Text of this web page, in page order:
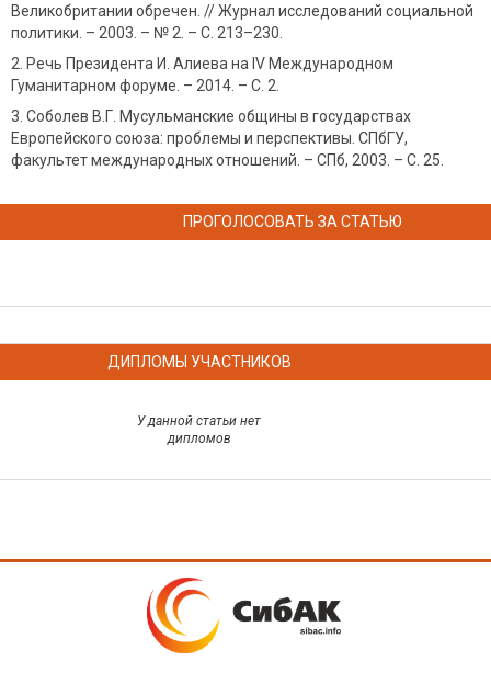
Великобритании обречен. // Журнал исследований социальной
политики. – 2003. – № 2. – С. 213–230.
Речь Президента И. Алиева на IV Международном
Гуманитарном форуме. – 2014. – С. 2.
Соболев В.Г. Мусульманские общины в государствах
Европейского союза: проблемы и перспективы. СПбГУ,
факультет международных отношений. – СПб, 2003. – С. 25.
ПРОГОЛОСОВАТЬ ЗА СТАТЬЮ
ДИПЛОМЫ УЧАСТНИКОВ
У данной статьи нет
дипломов